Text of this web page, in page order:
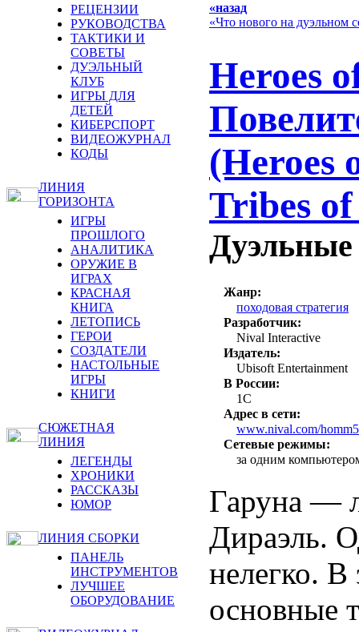
РЕЦЕНЗИИ
РУКОВОДСТВА
ТАКТИКИ И
СОВЕТЫ
ДУЭЛЬНЫЙ
КЛУБ
ИГРЫ ДЛЯ
ДЕТЕЙ
КИБЕРСПОРТ
ВИДЕОЖУРНАЛ
КОДЫ
ЛИНИЯ
ГОРИЗОНТА
ИГРЫ
ПРОШЛОГО
АНАЛИТИКА
ОРУЖИЕ В
ИГРАХ
КРАСНАЯ
КНИГА
ЛЕТОПИСЬ
ГЕРОИ
СОЗДАТЕЛИ
НАСТОЛЬНЫЕ
ИГРЫ
КНИГИ
СЮЖЕТНАЯ
ЛИНИЯ
ЛЕГЕНДЫ
ХРОНИКИ
РАССКАЗЫ
ЮМОР
ЛИНИЯ СБОРКИ
ПАНЕЛЬ
ИНСТРУМЕНТОВ
ЛУЧШЕЕ
ОБОРУДОВАНИЕ
«назад
«Что нового на дуэльном
Heroes
(Heroes
Tribes
Дуэльные
Жанр:
походовая стратегия
Разработчик:
Nival Interactive
Издатель:
Ubisoft Entertainment
В России:
1C
Адрес в сети:
www.nival.com/
Сетевые режимы:
за одним
Гаруна —
Дираэль.
нелегко. В
основные